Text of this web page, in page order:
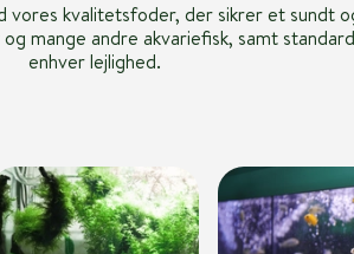
kvalitetsfoder, der sikrer et sundt
mange andre akvariefisk, samt
enhver lejlighed.